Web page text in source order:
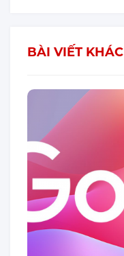
BÀI VIẾT KHÁC